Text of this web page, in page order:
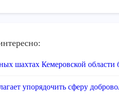
шахтах Кемеровской области
упорядочить сферу